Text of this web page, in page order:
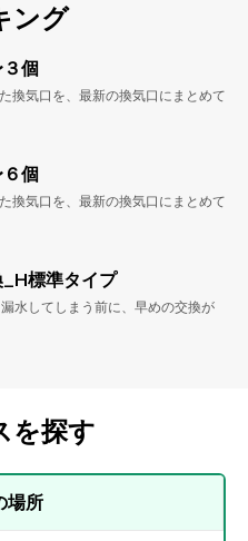
ング
個
換気口を、最新の換気口にまとめて
個
換気口を、最新の換気口にまとめて
標準タイプ
水してしまう前に、早めの交換が
を探す
場所